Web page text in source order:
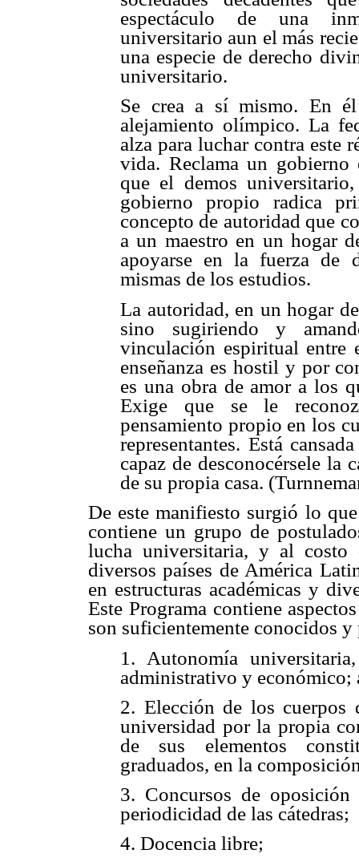
espectáculo de una
universitario aun el más
una especie de derecho
universitario.
Se crea a sí mismo. En
alejamiento olímpico. La
alza para luchar contra este
vida. Reclama un gobierno
que el demos
gobierno propio radica
concepto de autoridad que
a un maestro en un hogar
apoyarse en la fuerza de
mismas de los estudios.
La autoridad, en un hogar
sino sugiriendo y
vinculación espiritual entre
enseñanza es hostil y por
es una obra de amor a los
Exige que se le
pensamiento propio en los
representantes. Está
capaz de desconocérsele la
de su propia casa.
De este manifiesto surgió lo
contiene un grupo de
lucha universitaria, y al costo
diversos países de América
en estructuras académicas y
Este Programa contiene
son suficientemente conocidos y
1. Autonomía
administrativo y económico;
2. Elección de los cuerpos
universidad por la propia
de sus elementos
graduados, en la
3. Concursos de
periodicidad de las cátedras;
4. Docencia libre;